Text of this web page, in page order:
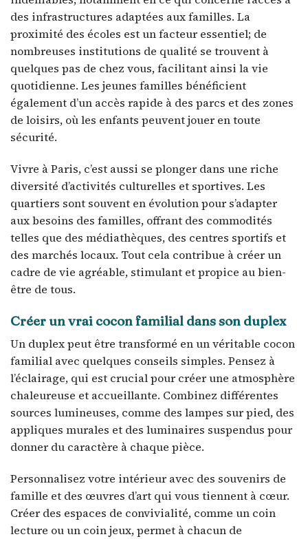
des infrastructures adaptées aux familles. La
proximité des écoles est un facteur essentiel; de
nombreuses institutions de qualité se trouvent à
quelques pas de chez vous, facilitant ainsi la vie
quotidienne. Les jeunes familles bénéficient
également d’un accès rapide à des parcs et des zones
de loisirs, où les enfants peuvent jouer en toute
sécurité.
Vivre à Paris, c’est aussi se plonger dans une riche
diversité d’activités culturelles et sportives. Les
quartiers sont souvent en évolution pour s’adapter
aux besoins des familles, offrant des commodités
telles que des médiathèques, des centres sportifs et
des marchés locaux. Tout cela contribue à créer un
cadre de vie agréable, stimulant et propice au bien-
être de tous.
Créer un vrai cocon familial dans son duplex
Un duplex peut être transformé en un véritable cocon
familial avec quelques conseils simples. Pensez à
l’éclairage, qui est crucial pour créer une atmosphère
chaleureuse et accueillante. Combinez différentes
sources lumineuses, comme des lampes sur pied, des
appliques murales et des luminaires suspendus pour
donner du caractère à chaque pièce.
Personnalisez votre intérieur avec des souvenirs de
famille et des œuvres d’art qui vous tiennent à cœur.
Créer des espaces de convivialité, comme un coin
lecture ou un coin jeux, permet à chacun de